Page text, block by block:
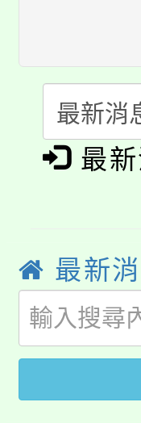
生本
公告
代理(
公告
代理(
轉知
《
系所
淨零
115
學籍
版
淨零
公告
代理(
「
桃園
最新
最新